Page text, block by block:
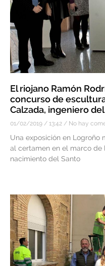
El riojano Ramón
concurso de
Calzada, ingeniero del
01/02/2019 13:42 No hay
Una exposición en Logroño
al certamen en el marco
nacimiento del Santo